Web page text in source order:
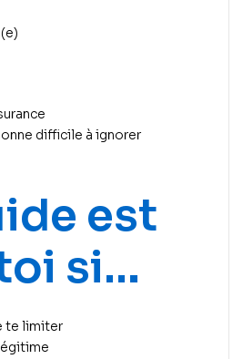
difficile à ignorer
est
si…
te limiter